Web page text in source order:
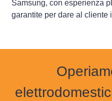
Samsung, con esperienza
garantite per dare al